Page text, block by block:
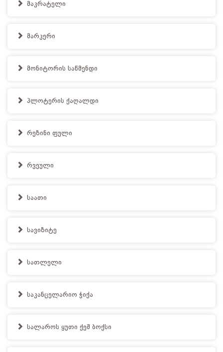
მაკრატელი
მარკერი
მონიტორის საწმენდი
პლოტერის ქაღალდი
რეზინი ფული
რვეული
საათი
სავიზიტე
სათლელი
საკანცელარიო ჭიქა
სალაროს ყუთი ქეშ ბოქსი